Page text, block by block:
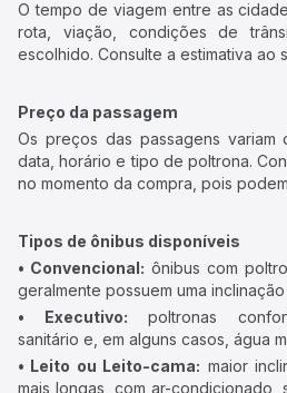
O tempo de viagem entre as
rota, viação, condições de
escolhido. Consulte a estimativa ao
Preço da passagem
Os preços das passagens variam
data, horário e tipo de poltrona.
no momento da compra, pois
Tipos de ônibus disponíveis
• Convencional: ônibus com
geralmente possuem uma
• Executivo: poltronas
sanitário e, em alguns casos, água
• Leito ou Leito-cama: maior
mais longas, com ar-condicionado,